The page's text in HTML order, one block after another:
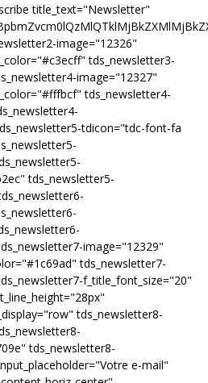
title_text="Newsletter"
image="12326"
tds_newsletter3-
image="12327"
tds_newsletter4-
tdicon="tdc-font-fa
tds_newsletter5-
image="12329"
tds_newsletter7-
f_title_font_size="20"
tds_newsletter8-
tds_newsletter8-
e-mail"